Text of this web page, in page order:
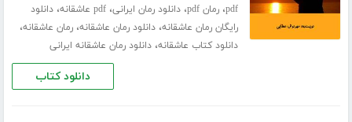
pdf،رمان pdf ،دانلود رمان ایرانی،pdf عاشقانه ،دانلود
رایگان رمان عاشقانه،دانلود رمان عاشقانه،رمان عاشقانه،
دانلود کتاب عاشقانه،دانلود رمان عاشقانه ایرانی
دانلود کتاب